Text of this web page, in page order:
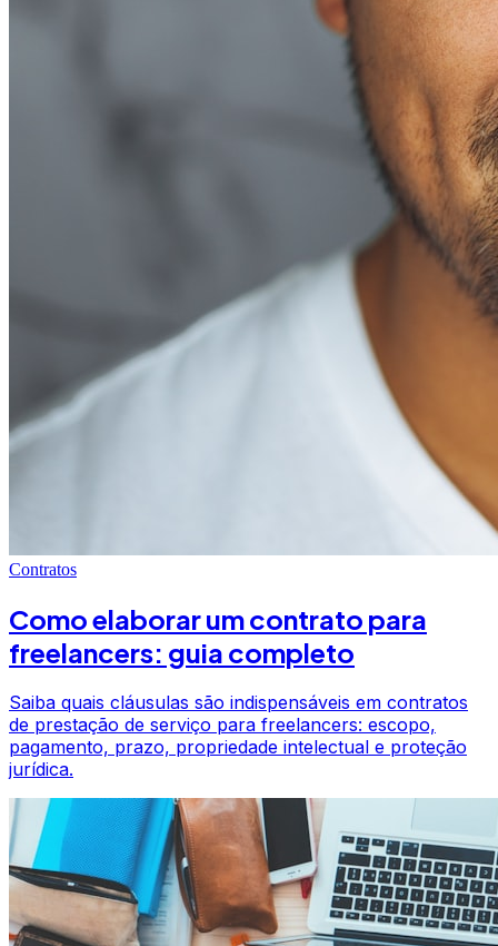
Contratos
Como elaborar um contrato para
freelancers: guia completo
Saiba quais cláusulas são indispensáveis em contratos
de prestação de serviço para freelancers: escopo,
pagamento, prazo, propriedade intelectual e proteção
jurídica.